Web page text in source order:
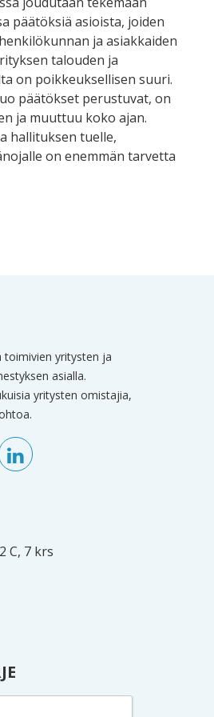
päätöksiä asioista, joiden
ja asiakkaiden
talouden ja
on poikkeuksellisen suuri.
päätökset perustuvat, on
ja muuttuu koko ajan.
hallituksen tuelle,
on enemmän tarvetta
toimivien yritysten ja
asialla.
yritysten omistajia,
C, 7 krs